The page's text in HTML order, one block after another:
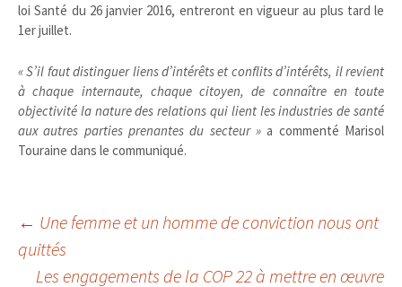
loi Santé du 26 janvier 2016, entreront en vigueur au plus tard le
1er juillet.
« S’il faut distinguer liens d’intérêts et conflits d’intérêts, il revient
à chaque internaute, chaque citoyen, de connaître en toute
objectivité la nature des relations qui lient les industries de santé
aux autres parties prenantes du secteur » a commenté Marisol
Touraine dans le communiqué.
Navigation
← Une femme et un homme de conviction nous ont
quittés
Les engagements de la COP 22 à mettre en œuvre